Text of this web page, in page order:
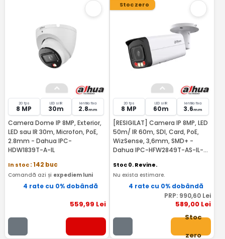
20 fps
8 MP
LED si IR
30m
lentila fixa
2.8mm
Camera Dome IP 8MP, Exterior,
LED sau IR 30m, Microfon, PoE,
2.8mm - Dahua IPC-
HDW1839T-A-IL
In stoc: 142 buc
Comandă azi și expediem luni
4 rate cu 0% dobândă
559,99 Lei
Stoc zero
20 fps
8 MP
LED si IR
60m
lentila fixa
3.6mm
[RESIGILAT] Camera IP 8MP, LED
50m/ IR 60m, SDI, Card, PoE,
WizSense, 3,6mm, SMD+ -
Dahua IPC-HFW2849T-AS-IL-
Stoc 0. Revine.
Nu exista estimare.
4 rate cu 0% dobândă
PRP: 990,60 Lei
589,00 Lei
Stoc
zero